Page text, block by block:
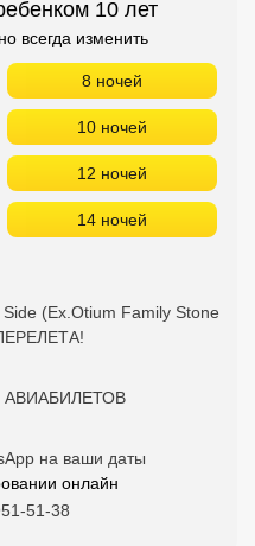
10 лет
всегда изменить
8 ночей
10 ночей
12 ночей
14 ночей
(Ex.Otium Family Stone
на ваши даты
онлайн
51-38